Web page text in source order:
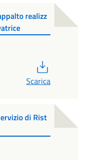
realizz
Scarica
di Rist